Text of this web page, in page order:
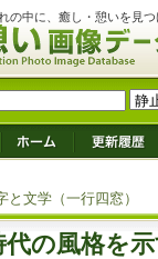
の中に、癒し・憩いを見つ
と文学（一行四窓）
代の風格を